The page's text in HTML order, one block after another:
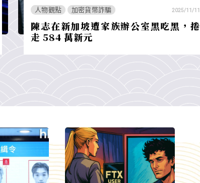
人物觀點 加密貨幣詐騙 2025/11/11
陳志在新加坡遭家族辦公室黑吃黑，捲
走 584 萬新元